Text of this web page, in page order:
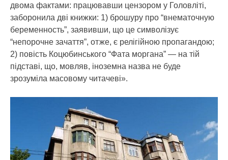
двома фактами: працювавши цензором у Головліті,
заборонила дві книжки: 1) брошуру про “внематочную
беременность”, заявивши, що це символізує
“непорочне зачаття”, отже, є релігійною пропагандою;
2) повість Коцюбинського “Фата моргана” — на тій
підставі, що, мовляв, іноземна назва не буде
зрозуміла масовому читачеві».